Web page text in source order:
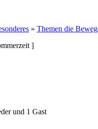
» Themen die
]
und 1 Gast